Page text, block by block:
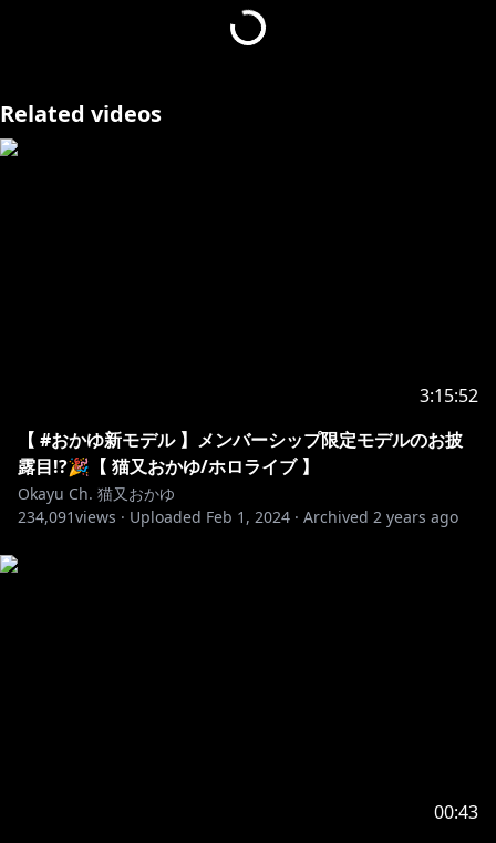
[カバー 未成年者の方々へ]で検索してお読みいただく
Related videos
3:15:52
【 #おかゆ新モデル 】メンバーシップ限定モデルのお披
露目!?🎉【 猫又おかゆ/ホロライブ 】
Okayu Ch. 猫又おかゆ
234,091views · Uploaded Feb 1, 2024 · Archived 2 years ago
00:43